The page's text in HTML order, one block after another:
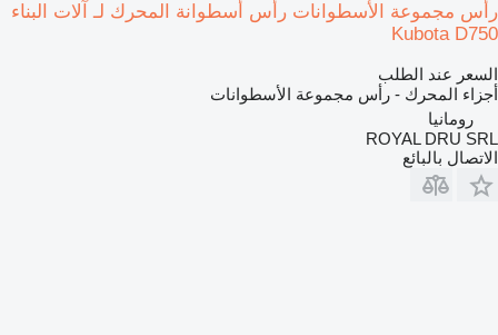
رأس مجموعة الأسطوانات رأس أسطوانة المحرك لـ آلات البناء
Kubota D750
السعر عند الطلب
أجزاء المحرك - رأس مجموعة الأسطوانات
رومانيا
ROYAL DRU SRL
الاتصال بالبائع